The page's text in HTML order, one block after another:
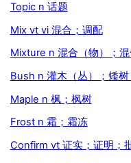
Topic n 话题
Mix vt vi 混合；调配
Mixture n 混合（物）；
Bush n 灌木（丛）；矮树
Maple n 枫；枫树
Frost n 霜；霜冻
Confirm vt 证实；证明；